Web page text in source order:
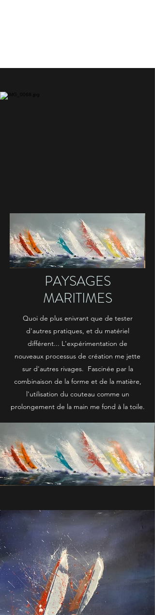
PAYSAGES
MARITIMES
Quoi de plus enivrant que de tester
d'autres pratiques, et du matériel
différent... L'expérimentation de
nouveaux processus de création me jette
sur d'autres rivages. Fascinée par la
combinaison de la forme et de la matière,
l'utilisation du couteau comme un
prolongement de la main me fond à la toile.